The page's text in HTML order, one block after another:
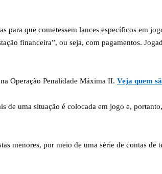
para que cometessem lances específicos em
financeira”, ou seja, com pagamentos.
Operação Penalidade Máxima II. Veja quem
de uma situação é colocada em jogo e,
menores, por meio de uma série de contas